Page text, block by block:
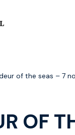
of the seas – 7
OF